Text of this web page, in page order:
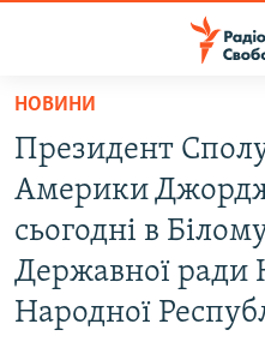
Перейти
основного
матеріалу
Перейти
до
основної
навігації
Перейти
ВСЕ ЗА ДОБУ
СТАТТІ
ВІЙНА
РОСІЙСЬКА «ФІЛЬТРАЦІЯ»
НОВИНИ
Президент
Америки
сьогодні в
Державної ради
Народної